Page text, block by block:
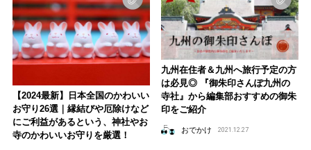
【2024最新】日本全国のかわいい
お守り26選｜縁結びや厄除けなど
にご利益があるという、神社やお
寺のかわいいお守りを厳選！
九州在住者＆九州へ旅行予定の方
は必見◎ 『御朱印さんぽ九州の
寺社』から編集部おすすめの御朱
印をご紹介
おでかけ 2021.12.27